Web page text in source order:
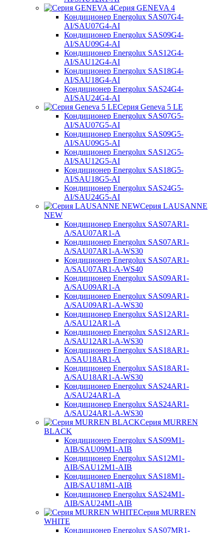
Серия GENEVA 4
Кондиционер Energolux SAS07G4-
AI/SAU07G4-AI
Кондиционер Energolux SAS09G4-
AI/SAU09G4-AI
Кондиционер Energolux SAS12G4-
AI/SAU12G4-AI
Кондиционер Energolux SAS18G4-
AI/SAU18G4-AI
Кондиционер Energolux SAS24G4-
AI/SAU24G4-AI
Серия Geneva 5 LE
Кондиционер Energolux SAS07G5-
AI/SAU07G5-AI
Кондиционер Energolux SAS09G5-
AI/SAU09G5-AI
Кондиционер Energolux SAS12G5-
AI/SAU12G5-AI
Кондиционер Energolux SAS18G5-
AI/SAU18G5-AI
Кондиционер Energolux SAS24G5-
AI/SAU24G5-AI
Серия LAUSANNE
NEW
Кондиционер Energolux SAS07AR1-
A/SAU07AR1-A
Кондиционер Energolux SAS07AR1-
A/SAU07AR1-A-WS30
Кондиционер Energolux SAS07AR1-
A/SAU07AR1-A-WS40
Кондиционер Energolux SAS09AR1-
A/SAU09AR1-A
Кондиционер Energolux SAS09AR1-
A/SAU09AR1-A-WS30
Кондиционер Energolux SAS12AR1-
A/SAU12AR1-A
Кондиционер Energolux SAS12AR1-
A/SAU12AR1-A-WS30
Кондиционер Energolux SAS18AR1-
A/SAU18AR1-A
Кондиционер Energolux SAS18AR1-
A/SAU18AR1-A-WS30
Кондиционер Energolux SAS24AR1-
A/SAU24AR1-A
Кондиционер Energolux SAS24AR1-
A/SAU24AR1-A-WS30
Серия MURREN
BLACK
Кондиционер Energolux SAS09M1-
AIB/SAU09M1-AIB
Кондиционер Energolux SAS12M1-
AIB/SAU12M1-AIB
Кондиционер Energolux SAS18M1-
AIB/SAU18M1-AIB
Кондиционер Energolux SAS24M1-
AIB/SAU24M1-AIB
Серия MURREN
WHITE
Кондиционер Energolux SAS07MR1-